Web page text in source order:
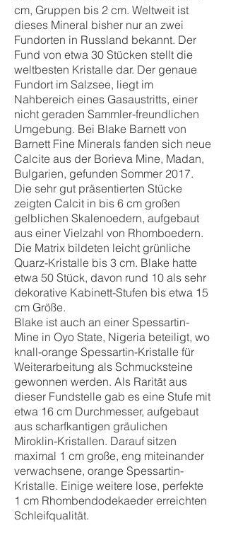
cm, Gruppen bis 2 cm. Weltweit ist
dieses Mineral bisher nur an zwei
Fundorten in Russland bekannt. Der
Fund von etwa 30 Stücken stellt die
weltbesten Kristalle dar. Der genaue
Fundort im Salzsee, liegt im
Nahbereich eines Gasaustritts, einer
nicht geraden Sammler-freundlichen
Umgebung. Bei Blake Barnett von
Barnett Fine Minerals fanden sich neue
Calcite aus der Borieva Mine, Madan,
Bulgarien, gefunden Sommer 2017.
Die sehr gut präsentierten Stücke
zeigten Calcit in bis 6 cm großen
gelblichen Skalenoedern, aufgebaut
aus einer Vielzahl von Rhomboedern.
Die Matrix bildeten leicht grünliche
Quarz-Kristalle bis 3 cm. Blake hatte
etwa 50 Stück, davon rund 10 als sehr
dekorative Kabinett-Stufen bis etwa 15
cm Größe.
Blake ist auch an einer Spessartin-
Mine in Oyo State, Nigeria beteiligt, wo
knall-orange Spessartin-Kristalle für
Weiterarbeitung als Schmucksteine
gewonnen werden. Als Rarität aus
dieser Fundstelle gab es eine Stufe mit
etwa 16 cm Durchmesser, aufgebaut
aus scharfkantigen gräulichen
Miroklin-Kristallen. Darauf sitzen
maximal 1 cm große, eng miteinander
verwachsene, orange Spessartin-
Kristalle. Einige weitere lose, perfekte
1 cm Rhombendodekaeder erreichten
Schleifqualität.